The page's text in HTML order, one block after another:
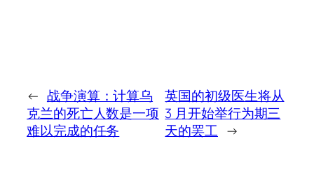
← 战争演算：计算乌
克兰的死亡人数是一项
难以完成的任务
英国的初级医生将从
3 月开始举行为期三
天的罢工 →